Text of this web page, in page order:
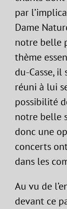
par
Dame
notre belle
thème
du-Casse, il
réuni à lui
possibilité
notre belle
donc une
concerts
dans les
Au vu de
devant ce